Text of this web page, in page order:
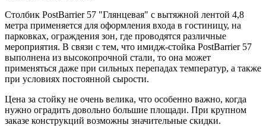
Столбик PostBarrier 57 "Глянцевая" с вытяжной лентой 4,8
метра применяется для оформления входа в гостиницу, на
парковках, ограждения зон, где проводятся различные
мероприятия. В связи с тем, что имидж-стойка PostBarrier 57
выполнена из высокопрочной стали, то она может
применяться даже при сильных перепадах температур, а также
при условиях постоянной сырости.
Цена за стойку не очень велика, что особенно важно, когда
нужно оградить довольно большие площади. При крупном
заказе конструкций возможны значительные скидки.